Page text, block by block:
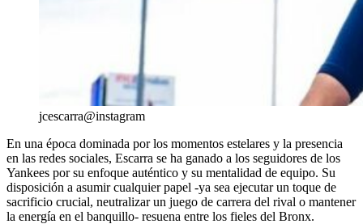
jcescarra@instagram
En una época dominada por los momentos estelares y la presencia
en las redes sociales, Escarra se ha ganado a los seguidores de los
Yankees por su enfoque auténtico y su mentalidad de equipo. Su
disposición a asumir cualquier papel -ya sea ejecutar un toque de
sacrificio crucial, neutralizar un juego de carrera del rival o mantener
la energía en el banquillo- resuena entre los fieles del Bronx.